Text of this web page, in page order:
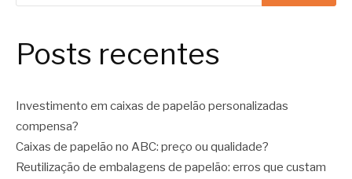
Posts recentes
Investimento em caixas de papelão personalizadas
compensa?
Caixas de papelão no ABC: preço ou qualidade?
Reutilização de embalagens de papelão: erros que custam